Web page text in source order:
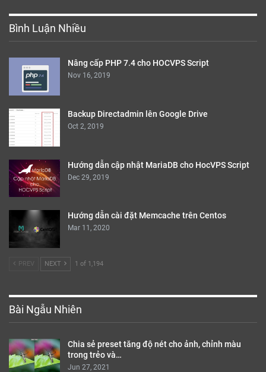
Bình Luận Nhiều
Nâng cấp PHP 7.4 cho HOCVPS Script
Nov 16, 2019
Backup Directadmin lên Google Drive
Oct 2, 2019
Hướng dẫn cập nhật MariaDB cho HocVPS Script
Dec 29, 2019
Hướng dẫn cài đặt Memcache trên Centos
Mar 11, 2020
PREV NEXT 1 of 1,194
Bài Ngẫu Nhiên
Chia sẻ preset tăng độ nét cho ảnh, chỉnh màu
trong trẻo và…
Jun 27, 2021